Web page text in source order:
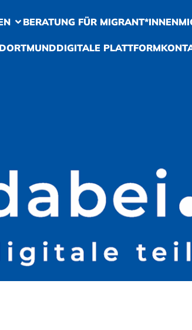
BERATUNG FÜR MIGRANT*INNEN
DIGITALE PLATTFORM